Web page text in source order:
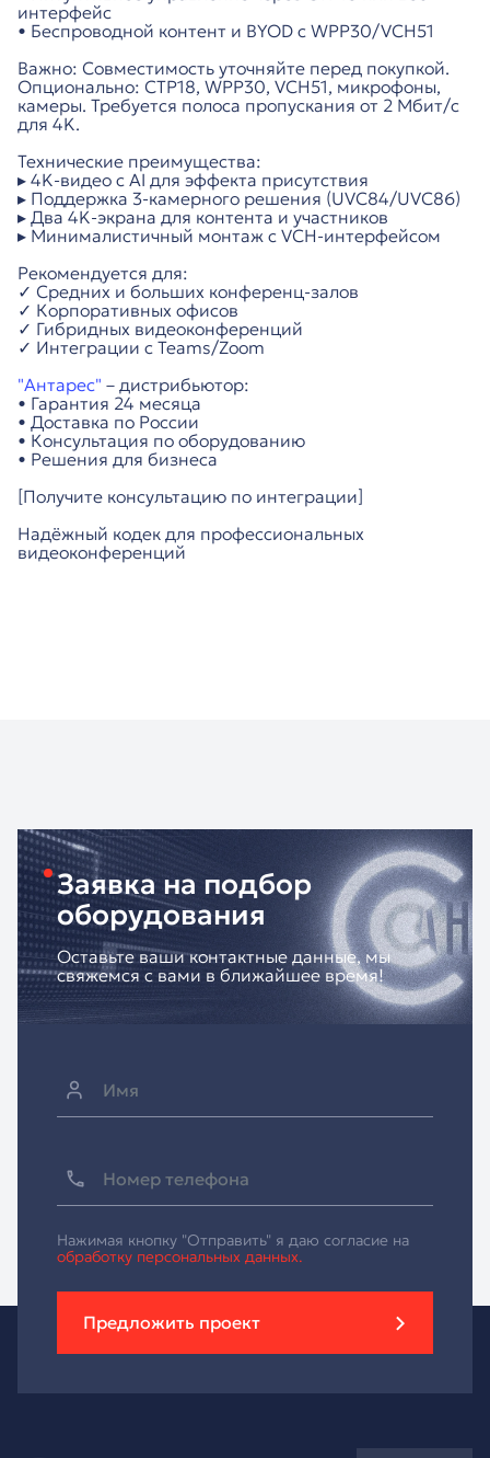
интерфейс
• Беспроводной контент и BYOD с WPP30/VCH51
Важно: Совместимость уточняйте перед покупкой.
Опционально: CTP18, WPP30, VCH51, микрофоны,
камеры. Требуется полоса пропускания от 2 Мбит/с
для 4K.
Технические преимущества:
▸ 4K-видео с AI для эффекта присутствия
▸ Поддержка 3-камерного решения (UVC84/UVC86)
▸ Два 4K-экрана для контента и участников
▸ Минималистичный монтаж с VCH-интерфейсом
Рекомендуется для:
✓ Средних и больших конференц-залов
✓ Корпоративных офисов
✓ Гибридных видеоконференций
✓ Интеграции с Teams/Zoom
"Антарес" – дистрибьютор:
• Гарантия 24 месяца
• Доставка по России
• Консультация по оборудованию
• Решения для бизнеса
[Получите консультацию по интеграции]
Надёжный кодек для профессиональных
видеоконференций
Заявка на подбор
оборудования
Оставьте ваши контактные данные, мы
свяжемся с вами в ближайшее время!
Нажимая кнопку "Отправить" я даю согласие на
обработку персональных данных.
Предложить проект